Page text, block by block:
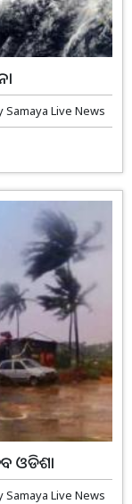
Samaya Live News
ଓଡିଶା
Samaya Live News